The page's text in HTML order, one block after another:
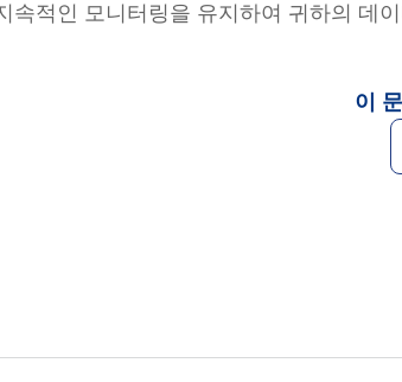
속적인 모니터링을 유지하여 귀하의 데
이